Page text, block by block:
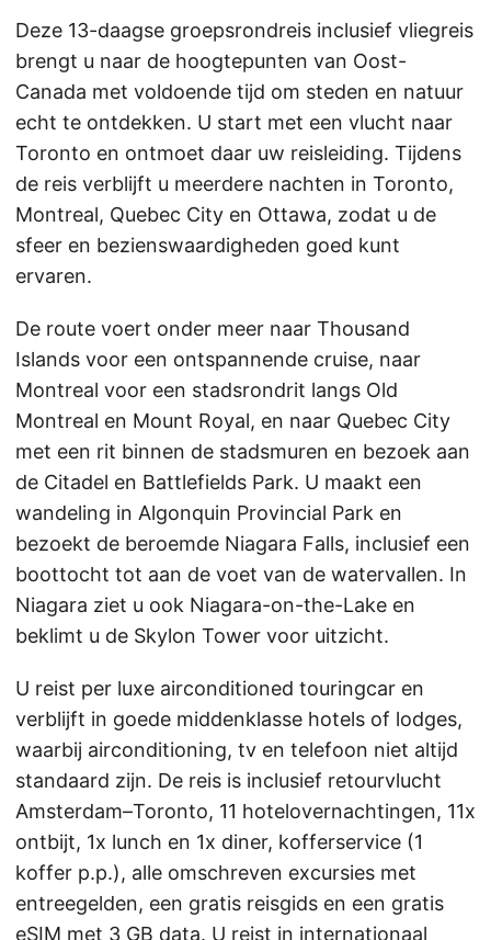
Deze 13-daagse groepsrondreis inclusief vliegreis
brengt u naar de hoogtepunten van Oost-
Canada met voldoende tijd om steden en natuur
echt te ontdekken. U start met een vlucht naar
Toronto en ontmoet daar uw reisleiding. Tijdens
de reis verblijft u meerdere nachten in Toronto,
Montreal, Quebec City en Ottawa, zodat u de
sfeer en bezienswaardigheden goed kunt
ervaren.
De route voert onder meer naar Thousand
Islands voor een ontspannende cruise, naar
Montreal voor een stadsrondrit langs Old
Montreal en Mount Royal, en naar Quebec City
met een rit binnen de stadsmuren en bezoek aan
de Citadel en Battlefields Park. U maakt een
wandeling in Algonquin Provincial Park en
bezoekt de beroemde Niagara Falls, inclusief een
boottocht tot aan de voet van de watervallen. In
Niagara ziet u ook Niagara-on-the-Lake en
beklimt u de Skylon Tower voor uitzicht.
U reist per luxe airconditioned touringcar en
verblijft in goede middenklasse hotels of lodges,
waarbij airconditioning, tv en telefoon niet altijd
standaard zijn. De reis is inclusief retourvlucht
Amsterdam–Toronto, 11 hotelovernachtingen, 11x
ontbijt, 1x lunch en 1x diner, kofferservice (1
koffer p.p.), alle omschreven excursies met
entreegelden, een gratis reisgids en een gratis
eSIM met 3 GB data. U reist in internationaal